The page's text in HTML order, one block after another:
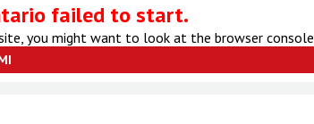
failed to start.
you might want to look at the browser